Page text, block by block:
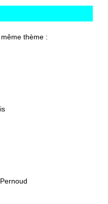
thème :